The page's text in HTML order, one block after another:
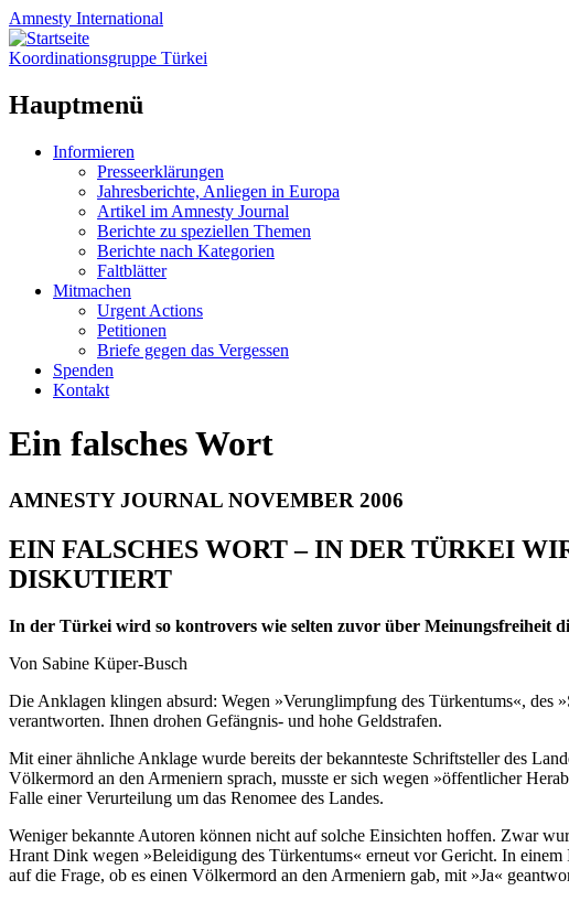
Amnesty International
Koordinationsgruppe Türkei
Hauptmenü
Zum
Informieren
Presseerklärungen
Jahresberichte, Anliegen in Europa
Artikel im Amnesty Journal
Berichte zu speziellen Themen
Berichte nach Kategorien
Faltblätter
Mitmachen
Urgent Actions
Petitionen
Briefe gegen das Vergessen
Spenden
Kontakt
Ein falsches Wort
AMNESTY JOURNAL NOVEMBER 2006
EIN FALSCHES WORT – IN DER TÜRKEI
DISKUTIERT
In der Türkei wird so kontrovers wie selten zuvor über Meinungsfreiheit
Von Sabine Küper-Busch
Die Anklagen klingen absurd: Wegen »Verunglimpfung des Türkentums«, des
verantworten. Ihnen drohen Gefängnis- und hohe Geldstrafen.
Mit einer ähnliche Anklage wurde bereits der bekannteste Schriftsteller des
Völkermord an den Armeniern sprach, musste er sich wegen »öffentlicher
Falle einer Verurteilung um das Renomee des Landes.
Weniger bekannte Autoren können nicht auf solche Einsichten hoffen. Zwar
Hrant Dink wegen »Beleidigung des Türkentums« erneut vor Gericht. In
auf die Frage, ob es einen Völkermord an den Armeniern gab, mit »Ja«